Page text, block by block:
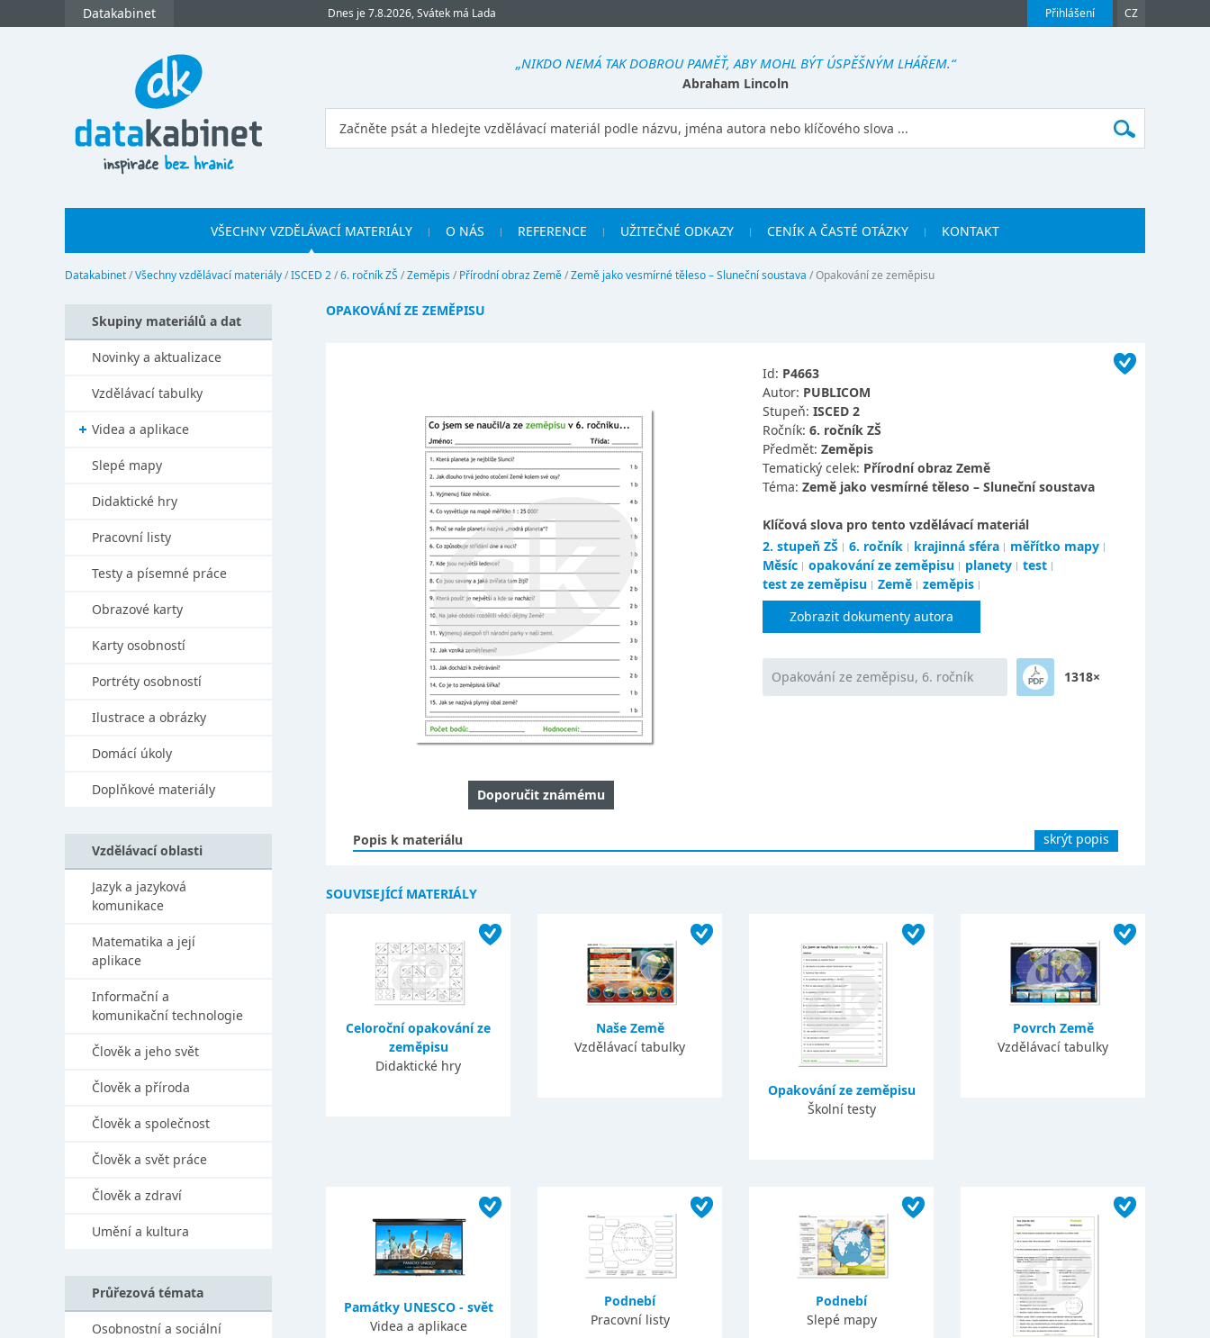
Přihlášení CZ
Datakabinet Dnes je 7.8.2026, Svátek má Lada
„NIKDO NEMÁ TAK DOBROU PAMĚŤ, ABY MOHL BÝT ÚSPĚŠNÝM LHÁŘEM.“
Abraham Lincoln
VŠECHNY VZDĚLÁVACÍ MATERIÁLY O NÁS REFERENCE UŽITEČNÉ ODKAZY CENÍK A ČASTÉ OTÁZKY KONTAKT
Datakabinet/Všechny vzdělávací materiály/ISCED 2/6. ročník ZŠ /Zeměpis/ Přírodní obraz Země/Země jako vesmírné těleso – Sluneční soustava /Opakování ze zeměpisu
OPAKOVÁNÍ ZE ZEMĚPISU
Doporučit známému
Id: P4663
Autor: PUBLICOM
Stupeň: ISCED 2
Ročník: 6. ročník ZŠ
Předmět: Zeměpis
Tematický celek: Přírodní obraz Země
Téma: Země jako vesmírné těleso – Sluneční soustava
Klíčová slova pro tento vzdělávací materiál
2. stupeň ZŠ
6. ročník krajinná sféra
měřítko mapy
Měsíc
opakování ze zeměpisu planety
test
test ze zeměpisu
Země
zeměpis
Zobrazit dokumenty autora
Opakování ze zeměpisu, 6. ročník 1318×
Popis k materiálu skrýt popis
SOUVISEJÍCÍ MATERIÁLY
Celoroční opakování ze
zeměpisu
Didaktické hry
Naše Země
Vzdělávací tabulky
Opakování ze zeměpisu
Školní testy
Povrch Země
Vzdělávací tabulky
Památky UNESCO - svět
Videa a aplikace
Podnebí
Pracovní listy
Podnebí
Slepé mapy
Skupiny materiálů a dat
Novinky a aktualizace
Vzdělávací tabulky
Videa a aplikace
Slepé mapy
Didaktické hry
Pracovní listy
Testy a písemné práce
Obrazové karty
Karty osobností
Portréty osobností
Ilustrace a obrázky
Domácí úkoly
Doplňkové materiály
Vzdělávací oblasti
Jazyk a jazyková
komunikace
Matematika a její
aplikace
Informační a
komunikační technologie
Člověk a jeho svět
Člověk a příroda
Člověk a společnost
Člověk a svět práce
Člověk a zdraví
Umění a kultura
Průřezová témata
Osobnostní a sociální